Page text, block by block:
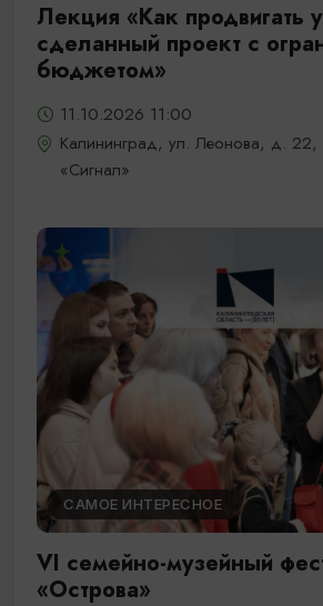
Лекция «Как продвигать
сделанный проект с
бюджетом»
11.10.2026 11:00
Калининград, ул. Леонова, д. 22,
«Сигнал»
САМОЕ ИНТЕРЕСНОЕ
VI семейно-музейный
«Острова»